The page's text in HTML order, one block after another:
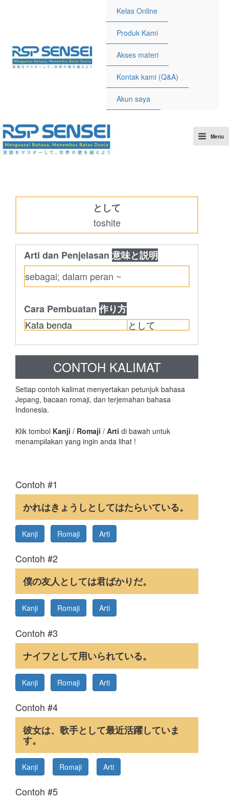
Kelas Online
Produk Kami
Akses materi
Kontak kami (Q&A)
Akun saya
Menu
として
toshite
Arti dan Penjelasan 意味と説明
sebagai; dalam peran ~
Cara Pembuatan 作り方
Kata benda
として
CONTOH KALIMAT
Setiap contoh kalimat menyertakan petunjuk bahasa
Jepang, bacaan romaji, dan terjemahan bahasa
Indonesia.
Klik tombol Kanji / Romaji / Arti di bawah untuk
menampilakan yang ingin anda lihat !
Contoh #1
かれはきょうしとしてはたらいている。
Kanji Romaji Arti
Contoh #2
僕の友人としては君ばかりだ。
Kanji Romaji Arti
Contoh #3
ナイフとして用いられている。
Kanji Romaji Arti
Contoh #4
彼女は、歌手として最近活躍していま
す。
Kanji Romaji Arti
Contoh #5